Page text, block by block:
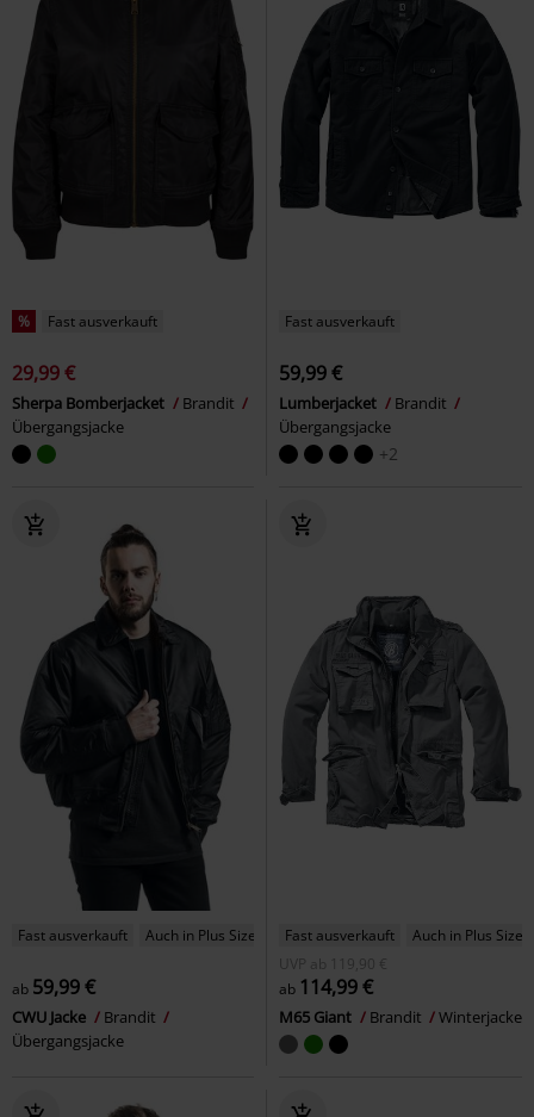
% Fast ausverkauft
29,99 €
Sherpa Bomberjacket
Brandit
Übergangsjacke
Fast ausverkauft
59,99 €
Lumberjacket
Brandit
Übergangsjacke
+2
Fast ausverkauft Auch in Plus Size
ab 59,99 €
CWU Jacke
Brandit
Übergangsjacke
Fast ausverkauft
Auch in Plus Size
UVP
ab
119,90 €
ab 114,99 €
M65 Giant Brandit Winterjacke